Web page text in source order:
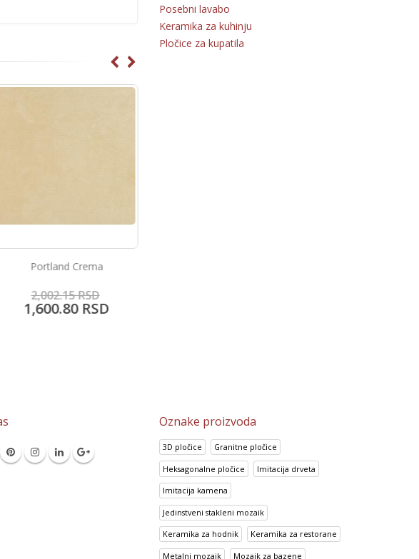
Portland Crema
2,002.15RSD
1,600.80RSD
Posebni lavabo
Keramika za kuhinju
Pločice za kupatila
Oznake proizvoda
3D pločice Granitne pločice
Heksagonalne pločice Imitacija drveta
Imitacija kamena
Jedinstveni stakleni mozaik
Keramika za hodnik Keramika za restorane
Metalni mozaik Mozaik za bazene